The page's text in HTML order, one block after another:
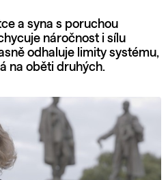
a syna s poruchou
náročnost i sílu
odhaluje limity systému,
na oběti druhých.